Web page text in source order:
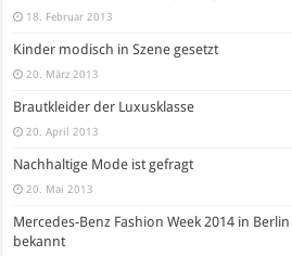
18. Februar 2013
Kinder modisch in Szene gesetzt
20. März 2013
Brautkleider der Luxusklasse
20. April 2013
Nachhaltige Mode ist gefragt
20. Mai 2013
Mercedes-Benz Fashion Week 2014 in
bekannt